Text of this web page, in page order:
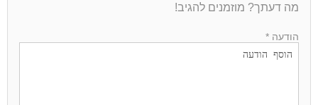
מה דעתך? מוזמנים להגיב!
הודעה *